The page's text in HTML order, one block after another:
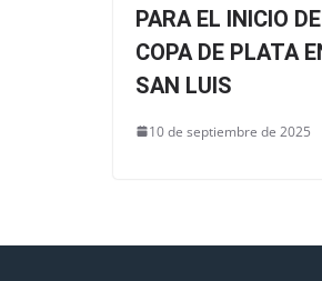
PARA EL INICIO
COPA DE PLATA
SAN LUIS
10 de septiembre de 2025